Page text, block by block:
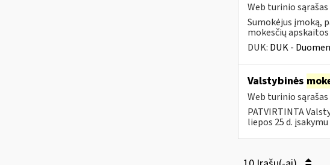
Web turinio sąrašas
Sumokėjus įmoką,
mokesčių
DUK: DUK -
Valstybinės
Web turinio sąrašas
PATVIRTINTA
liepos 25 d. įsakymu